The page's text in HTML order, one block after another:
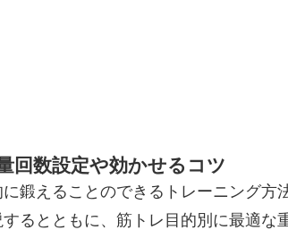
回数設定や効かせるコツ
鍛えることのできるトレーニング
るとともに、筋トレ目的別に最適な